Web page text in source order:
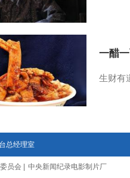
一醋
生财有
总经理室
员会 中央新闻纪录电影制片厂